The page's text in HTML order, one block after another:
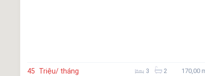
45 Triệu/ tháng 170,00
2
3